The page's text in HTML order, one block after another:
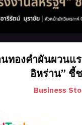
นทองคำผันผวนแ
อิหร่าน” ชี้
Business